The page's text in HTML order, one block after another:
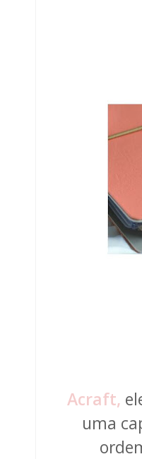
Acraft,
uma